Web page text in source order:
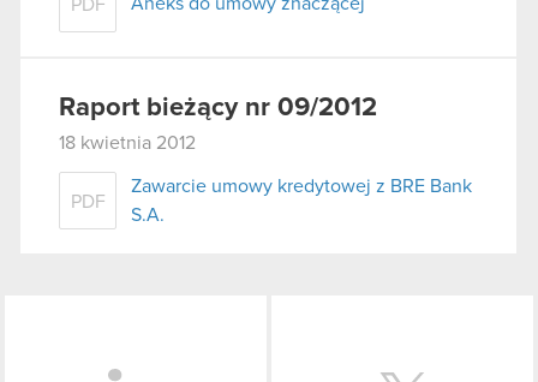
PDF
Raport bieżący nr 09/2012
18 kwietnia 2012
PDF
Zawarcie umowy kredytowej z BRE Bank
S.A.